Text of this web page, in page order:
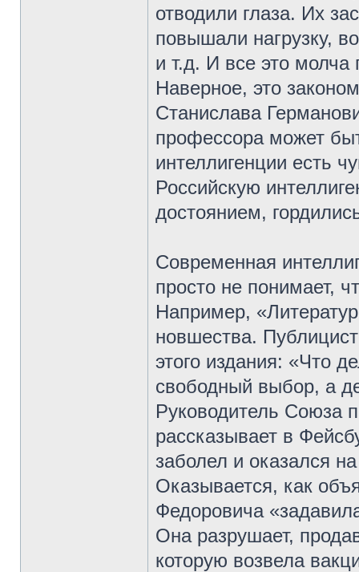
отводили глаза. Их
повышали нагрузку,
и т.д. И все это
Наверное, это
Станислава
профессора может
интеллигенции есть
Российскую
достоянием,
Современная
просто не понимает,
Например,
новшества.
этого издания: «Что
свободный выбор, а
Руководитель Союза
рассказывает в
заболел и оказался
Оказывается, как
Федоровича
Она разрушает,
которую возвела